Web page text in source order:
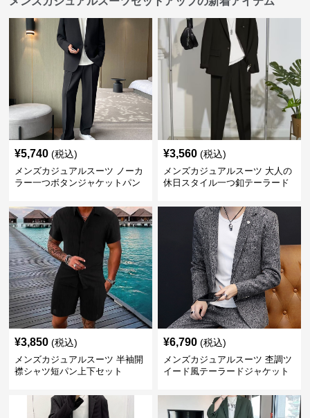
¥5,740 (税込)
メンズカジュアルスーツ ノーカ
ラー一つボタンジャケットパン
¥3,560 (税込)
メンズカジュアルスーツ 大人の
休日スタイル一つ釦テーラード
¥3,850 (税込)
メンズカジュアルスーツ 半袖開
襟シャツ短パン上下セット
¥6,790 (税込)
メンズカジュアルスーツ 杢調ツ
イード風テーラードジャケット